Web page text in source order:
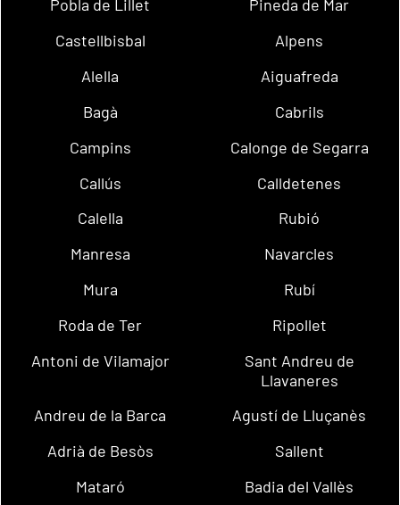
Pobla de Lillet
Pineda de Mar
Castellbisbal
Alpens
Alella
Aiguafreda
Bagà
Cabrils
Campins
Calonge de Segarra
Callús
Calldetenes
Calella
Rubió
Manresa
Navarcles
Mura
Rubí
Roda de Ter
Ripollet
Antoni de Vilamajor
Sant Andreu de
Llavaneres
Andreu de la Barca
Agustí de Lluçanès
Adrià de Besòs
Sallent
Mataró
Badia del Vallès